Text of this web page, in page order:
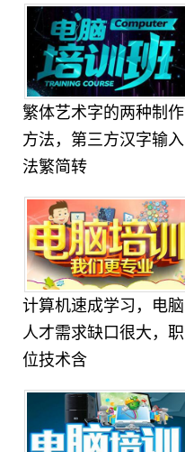
繁体艺术字的两种制作
方法，第三方汉字输入
法繁简转
计算机速成学习，电脑
人才需求缺口很大，职
位技术含